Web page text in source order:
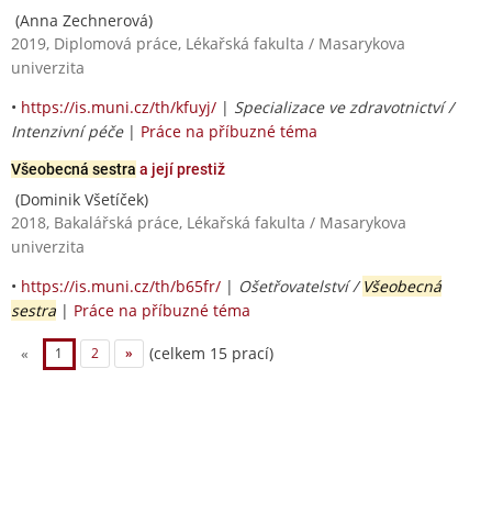
(Anna Zechnerová)
2019, Diplomová práce, Lékařská fakulta / Masarykova
univerzita
• https://is.muni.cz/th/kfuyj/ | Specializace ve zdravotnictví /
Intenzivní péče| Práce na příbuzné téma
Všeobecná sestra a její prestiž
(Dominik Všetíček)
2018, Bakalářská práce, Lékařská fakulta / Masarykova
univerzita
• https://is.muni.cz/th/b65fr/ | Ošetřovatelství /Všeobecná
sestra | Práce na příbuzné téma
« 1 2 » (celkem 15 prací)